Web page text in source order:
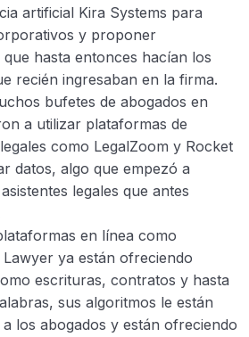
y plataformas de
Artificiales
jurídico
0/6
éticas y legales en
0/2
Artificial
vigente en Latino
0/1
0/3
artificial Kira Systems para
y proponer
hasta entonces hacían los
recién ingresaban en la firma.
bufetes de abogados en
a utilizar plataformas de
como LegalZoom y Rocket
datos, algo que empezó a
legales que antes
en línea como
ya están ofreciendo
escrituras, contratos y hasta
sus algoritmos le están
los abogados y están ofreciendo